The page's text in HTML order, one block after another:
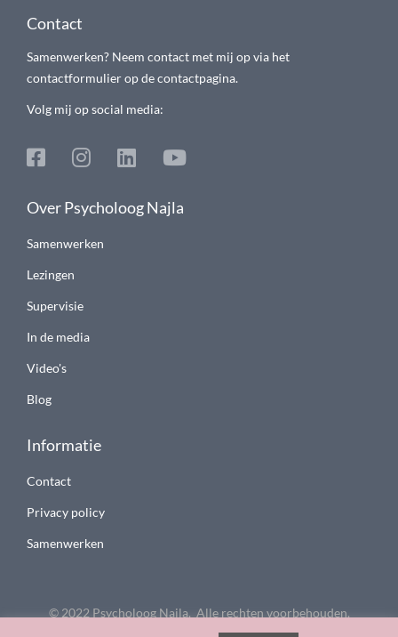
Contact
Samenwerken? Neem contact met mij op via het
contactformulier op de contactpagina.
Volg mij op social media:
Over Psycholoog Najla
Samenwerken
Lezingen
Supervisie
In de media
Video's
Blog
Informatie
Contact
Privacy policy
Samenwerken
© 2022 Psycholoog Najla. Alle rechten voorbehouden.